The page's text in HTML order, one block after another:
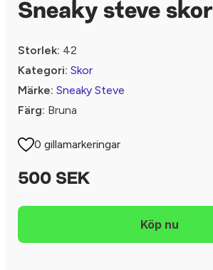
Sneaky steve skor
Storlek: 42
Kategori: Skor
Märke: Sneaky Steve
Färg: Bruna
0 gillamarkeringar
500 SEK